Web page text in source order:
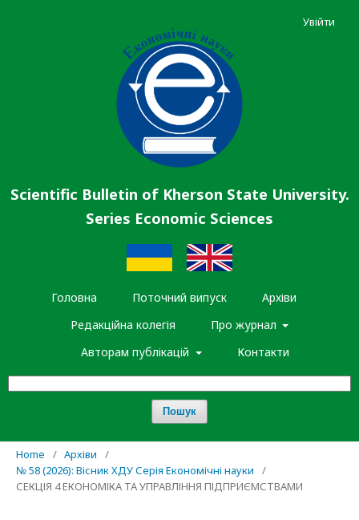
Scientific Bulletin of Kherson State University.
Series Economic Sciences
Головна Поточний випуск
Архіви
Редакційна колегія
Про журнал
Авторам публікацій
Контакти
Пошук
Увійти
Home / Архіви
/
№ 58 (2026): Вісник ХДУ Серія Економічні науки
/
СЕКЦІЯ 4 ЕКОНОМІКА ТА УПРАВЛІННЯ ПІДПРИЄМСТВАМИ